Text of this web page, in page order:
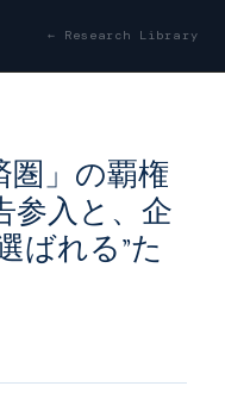
← Research Library
圏」の覇権
参入と、企
ばれる”た